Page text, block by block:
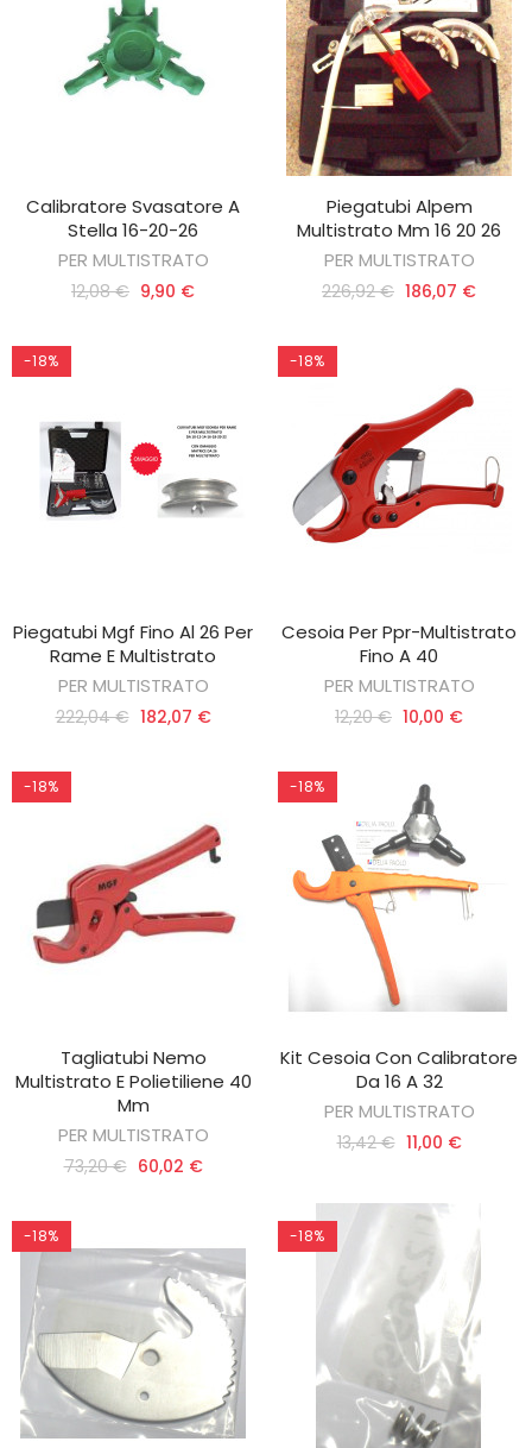
AGGIUNGI AL CARRELLO
Calibratore Svasatore A
Stella 16-20-26
PER MULTISTRATO
12,08 € 9,90 €
AGGIUNGI AL CARRELLO
Piegatubi Alpem
Multistrato Mm 16 20 26
PER MULTISTRATO
226,92 € 186,07 €
-18%
AGGIUNGI AL CARRELLO
Piegatubi Mgf Fino Al 26 Per
Rame E Multistrato
PER MULTISTRATO
222,04 € 182,07 €
-18%
AGGIUNGI AL CARRELLO
Cesoia Per Ppr-Multistrato
Fino A 40
PER MULTISTRATO
12,20 € 10,00 €
-18%
AGGIUNGI AL CARRELLO
Tagliatubi Nemo
Multistrato E Polietiliene 40
Mm
PER MULTISTRATO
73,20 € 60,02 €
-18%
AGGIUNGI AL CARRELLO
Kit Cesoia Con Calibratore
Da 16 A 32
PER MULTISTRATO
13,42 € 11,00 €
-18% -18%